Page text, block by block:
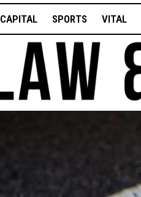
CAPITAL SPORTS VITAL